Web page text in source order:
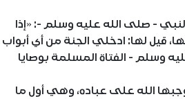
- صلى الله عليه وسلم -: «إذا
قيل لها: ادخلي الجنة من أي أبواب
وسلم - الفتاة المسلمة بوصايا
الله على عباده، وهي أول ما